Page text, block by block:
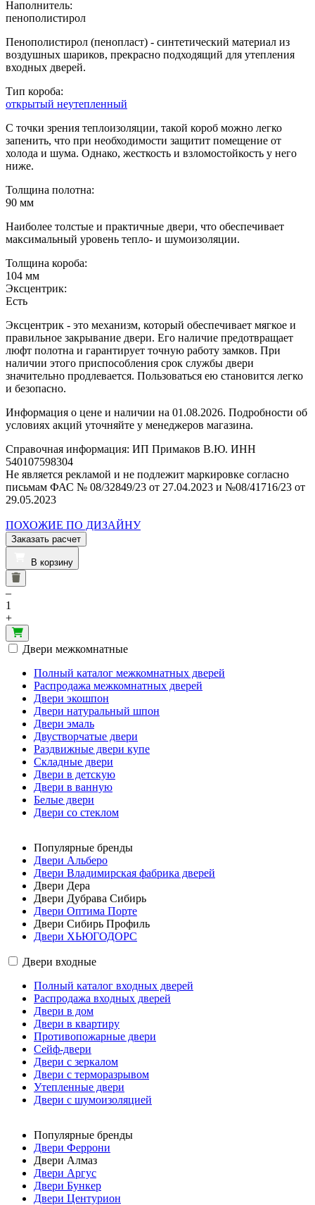
Наполнитель:
пенополистирол
Пенополистирол (пенопласт) - синтетический материал из
воздушных шариков, прекрасно подходящий для утепления
входных дверей.
Тип короба:
открытый неутепленный
С точки зрения теплоизоляции, такой короб можно легко
запенить, что при необходимости защитит помещение от
холода и шума. Однако, жесткость и взломостойкость у него
ниже.
Толщина полотна:
90 мм
Наиболее толстые и практичные двери, что обеспечивает
максимальный уровень тепло- и шумоизоляции.
Толщина короба:
104 мм
Эксцентрик:
Есть
Эксцентрик - это механизм, который обеспечивает мягкое и
правильное закрывание двери. Его наличие предотвращает
люфт полотна и гарантирует точную работу замков. При
наличии этого приспособления срок службы двери
значительно продлевается. Пользоваться ею становится легко
и безопасно.
Информация о цене и наличии на 01.08.2026. Подробности об
условиях акций уточняйте у менеджеров магазина.
Справочная информация: ИП Примаков В.Ю. ИНН
540107598304
Не является рекламой и не подлежит маркировке согласно
письмам ФАС № 08/32849/23 от 27.04.2023 и №08/41716/23 от
29.05.2023
ПОХОЖИЕ ПО ДИЗАЙНУ
Заказать расчет
В корзину
–
1
+
Двери межкомнатные
Полный каталог межкомнатных дверей
Распродажа межкомнатных дверей
Двери экошпон
Двери натуральный шпон
Двери эмаль
Двустворчатые двери
Раздвижные двери купе
Складные двери
Двери в детскую
Двери в ванную
Белые двери
Двери со стеклом
Популярные бренды
Двери Альберо
Двери Владимирская фабрика дверей
Двери Дера
Двери Дубрава Сибирь
Двери Оптима Порте
Двери Сибирь Профиль
Двери ХЬЮГОДОРС
Двери входные
Полный каталог входных дверей
Распродажа входных дверей
Двери в дом
Двери в квартиру
Противопожарные двери
Сейф-двери
Двери с зеркалом
Двери с терморазрывом
Утепленные двери
Двери с шумоизоляцией
Популярные бренды
Двери Феррони
Двери Алмаз
Двери Аргус
Двери Бункер
Двери Центурион